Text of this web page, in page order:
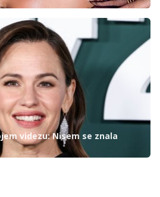
videzu: Nisem se znala